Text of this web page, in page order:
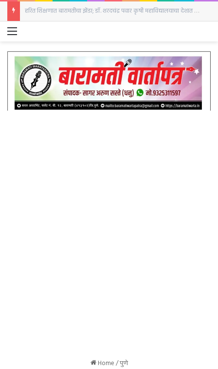
हरित शिक्षणात बारामतीचा झेंडा; डॉ. शरदचंद्र पवार कृषी महाविद्यालयाचा देशात गौरव
Menu
Home/पुणे